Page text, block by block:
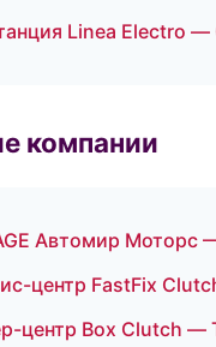
Linea Electro —
компании
Автомир Моторс
центр FastFix
центр Box Clutch —